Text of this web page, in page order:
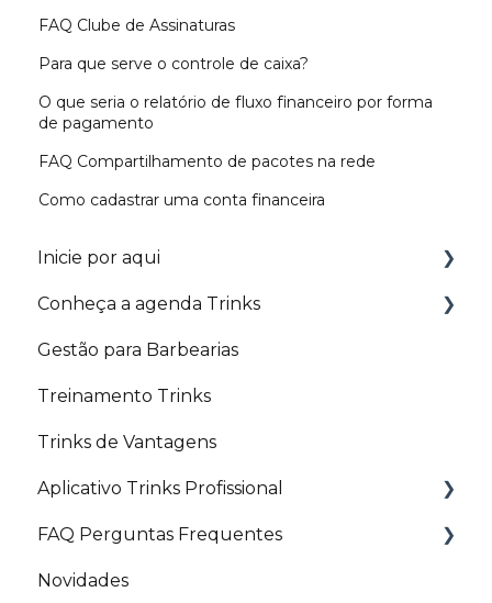
FAQ Clube de Assinaturas
Para que serve o controle de caixa?
O que seria o relatório de fluxo financeiro por forma
de pagamento
FAQ Compartilhamento de pacotes na rede
Como cadastrar uma conta financeira
Inicie por aqui
Trilhas
Configurações básicas
Agendamento e Fechamento de conta
Controle Financeiro
Comissão
Marketing e Divulgação
Conheça a agenda Trinks
Agenda
Agendamento
Etiquetas
Fechamento de Conta
Comandas
Profissional
Gestão para Barbearias
Treinamento Trinks
Trinks de Vantagens
Aplicativo Trinks Profissional
Liberações e personalizações
Configurações e lançamentos que podem
FAQ Perguntas Frequentes
Começando pelo básico
Novidades